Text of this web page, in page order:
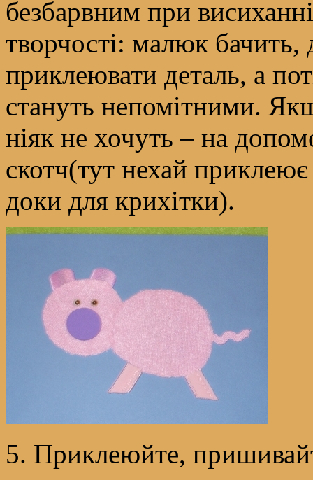
безбарвним при
творчості: малюк бачить,
приклеювати деталь, а
стануть непомітними.
ніяк не хочуть – на
скотч(тут нехай
доки для крихітки).
5. Приклеюйте,